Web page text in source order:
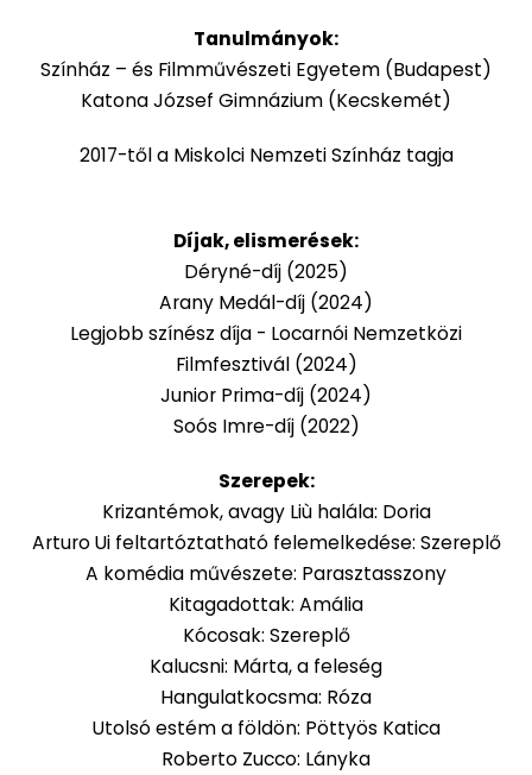
Tanulmányok:
Színház – és Filmművészeti Egyetem (Budapest)
Katona József Gimnázium (Kecskemét)
2017-től a Miskolci Nemzeti Színház tagja
Díjak, elismerések:
Déryné-díj (2025)
Arany Medál-díj (2024)
Legjobb színész díja - Locarnói Nemzetközi
Filmfesztivál (2024)
Junior Prima-díj (2024)
Soós Imre-díj (2022)
Szerepek:
Krizantémok, avagy Liù halála: Doria
Arturo Ui feltartóztatható felemelkedése: Szereplő
A komédia művészete: Parasztasszony
Kitagadottak: Amália
Kócosak: Szereplő
Kalucsni: Márta, a feleség
Hangulatkocsma: Róza
Utolsó estém a földön: Pöttyös Katica
Roberto Zucco: Lányka